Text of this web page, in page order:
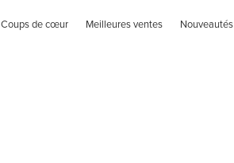
Coups de cœur Meilleures ventes Nouveautés